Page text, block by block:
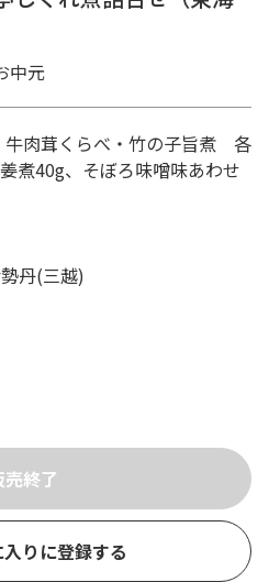
中元
肉茸くらべ・竹の子旨煮 各
煮40g、そぼろ味噌味あわせ
丹(三越)
りに登録する